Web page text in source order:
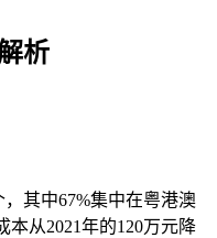
析
其中67%集中在粤港澳
本从2021年的120万元降